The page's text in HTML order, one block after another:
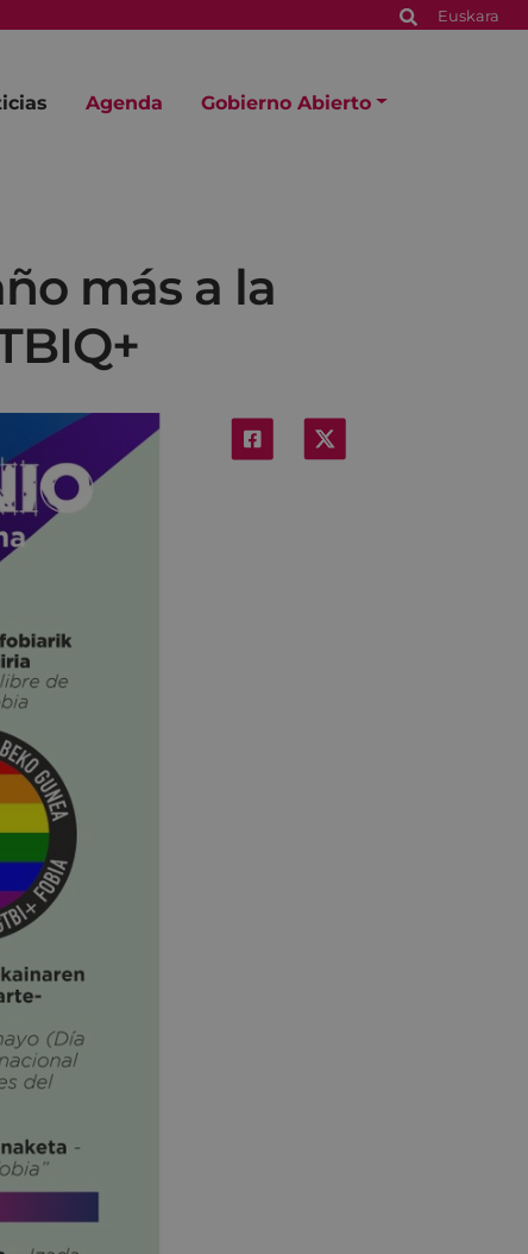
Euskara
Agenda Gobierno Abierto
más a la